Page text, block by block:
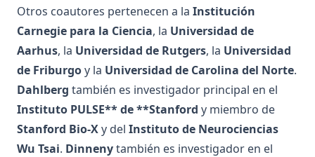
Otros coautores pertenecen a la Institución
Carnegie para la Ciencia, la Universidad de
Aarhus, la Universidad de Rutgers, la Universidad
de Friburgoy la Universidad de Carolina del Norte.
Dahlberg también es investigador principal en el
Instituto PULSE** de **Stanford y miembro de
Stanford Bio-Xy del Instituto de Neurociencias
Wu Tsai. Dinnenytambién es investigador en el